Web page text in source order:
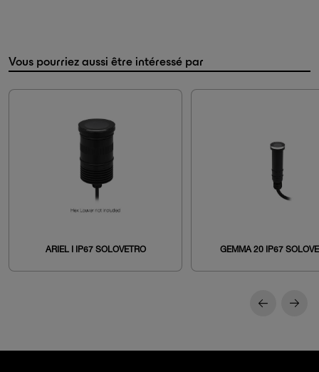
Vous pourriez aussi être intéressé par
ARIEL I IP67 SOLOVETRO GEMMA 20 IP67